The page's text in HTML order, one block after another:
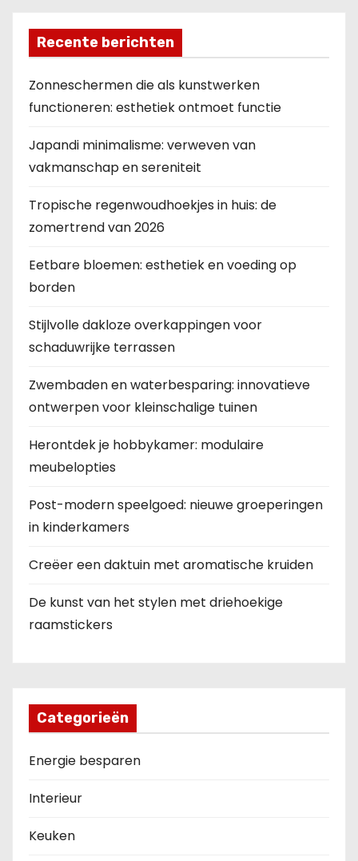
n
p
a
g
i
n
e
r
n
g
Recente berichten
Zonneschermen die als kunstwerken
functioneren: esthetiek ontmoet functie
Japandi minimalisme: verweven van
vakmanschap en sereniteit
Tropische regenwoudhoekjes in huis: de
zomertrend van 2026
Eetbare bloemen: esthetiek en voeding op
borden
Stijlvolle dakloze overkappingen voor
schaduwrijke terrassen
Zwembaden en waterbesparing: innovatieve
ontwerpen voor kleinschalige tuinen
Herontdek je hobbykamer: modulaire
meubelopties
Post-modern speelgoed: nieuwe groeperingen
in kinderkamers
Creëer een daktuin met aromatische kruiden
De kunst van het stylen met driehoekige
raamstickers
Categorieën
Energie besparen
Interieur
Keuken